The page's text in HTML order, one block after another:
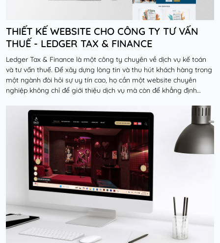
THIẾT KẾ WEBSITE CHO CÔNG TY TƯ VẤN
THUẾ - LEDGER TAX & FINANCE
Ledger Tax & Finance là một công ty chuyên về dịch vụ kế toán
và tư vấn thuế. Để xây dựng lòng tin và thu hút khách hàng trong
một ngành đòi hỏi sự uy tín cao, họ cần một website chuyên
nghiệp không chỉ để giới thiệu dịch vụ mà còn để khẳng định